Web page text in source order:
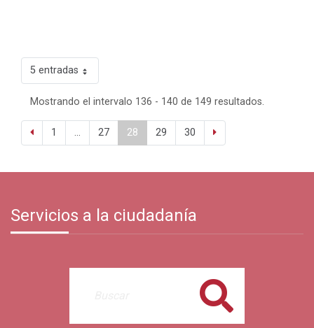
5 entradas
Mostrando el intervalo 136 - 140 de 149 resultados.
1 ... 27 28 29 30
Servicios a la ciudadanía
Buscar